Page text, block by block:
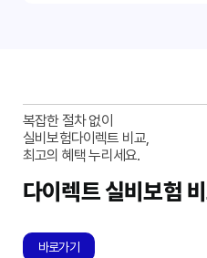
복잡한 절차 없이
실비보험다이렉트 비교,
최고의 혜택 누리세요.
다이렉트 실비보험
바로가기